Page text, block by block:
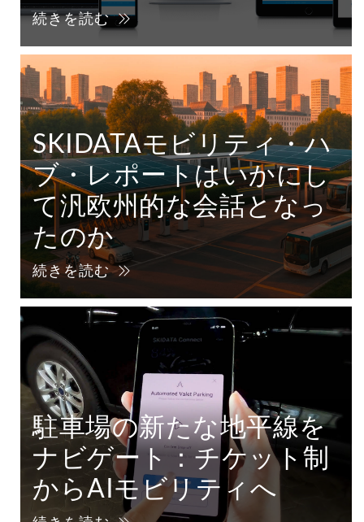
続きを読む
SKIDATAモビリティ・ハ
ブ・レポートはいかにし
て汎欧州的な会話となっ
たのか
続きを読む
駐車場の新たな地平線を
ナビゲート：チケット制
からAIモビリティへ